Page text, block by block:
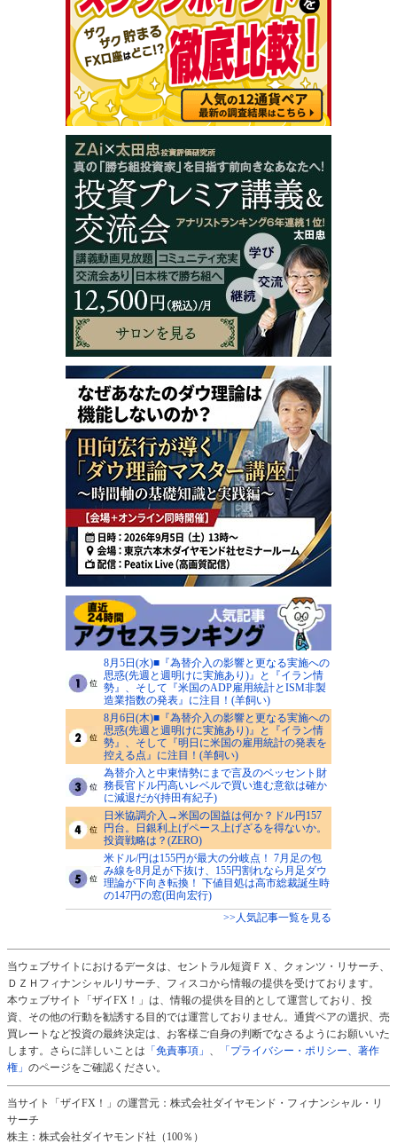
8月5日(水)■『為替介入の影響と更なる実施への
思惑(先週と週明けに実施あり)』と『イラン情
勢』、そして『米国のADP雇用統計とISM非製
造業指数の発表』に注目！(羊飼い)
8月6日(木)■『為替介入の影響と更なる実施への
思惑(先週と週明けに実施あり)』と『イラン情
勢』、そして『明日に米国の雇用統計の発表を
控える点』に注目！(羊飼い)
為替介入と中東情勢にまで言及のベッセント財
務長官ドル円高いレベルで買い進む意欲は確か
に減退だが(持田有紀子)
日米協調介入→米国の国益は何か？ドル円157
円台。日銀利上げペース上げざるを得ないか。
投資戦略は？(ZERO)
米ドル/円は155円が最大の分岐点！ 7月足の包
み線を8月足が下抜け、155円割れなら月足ダウ
理論が下向き転換！ 下値目処は高市総裁誕生時
の147円の窓(田向宏行)
>>人気記事一覧を見る
当ウェブサイトにおけるデータは、セントラル短資ＦＸ、クォンツ・リサーチ、
ＤＺＨフィナンシャルリサーチ、フィスコから情報の提供を受けております。
本ウェブサイト「ザイFX！」は、情報の提供を目的として運営しており、投
資、その他の行動を勧誘する目的では運営しておりません。通貨ペアの選択、売
買レートなど投資の最終決定は、お客様ご自身の判断でなさるようにお願いいた
します。さらに詳しいことは 「免責事項」 、
「プライバシー・ポリシー、著作
権」 のページをご確認ください。
当サイト「ザイFX！」の運営元：株式会社ダイヤモンド・フィナンシャル・リ
サーチ
株主：株式会社ダイヤモンド社（100％）